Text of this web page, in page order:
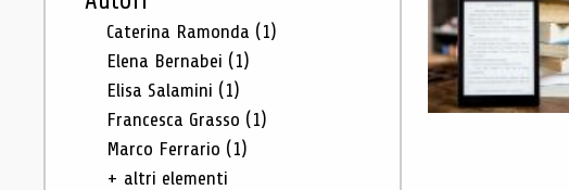
Caterina Ramonda (1)
Elena Bernabei (1)
Elisa Salamini (1)
Francesca Grasso (1)
Marco Ferrario (1)
+ altri elementi